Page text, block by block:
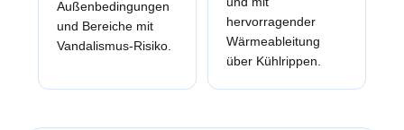
Außenbedingungen
und Bereiche mit
Vandalismus-Risiko.
hervorragender
Wärmeableitung
über Kühlrippen.